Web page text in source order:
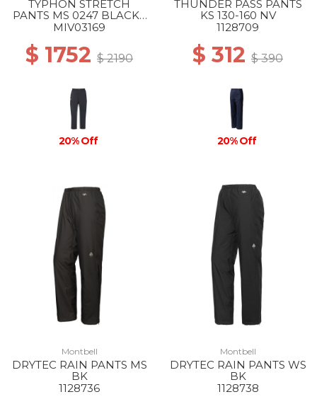
TYPHON STRETCH
PANTS MS 0247 BLACK -
NOIR
MIV03169
$ 1752 $ 2190
20% Off
THUNDER PASS PANTS
KS 130-160 NV
1128709
$ 312 $ 390
20% Off
Montbell
DRYTEC RAIN PANTS MS
BK
1128736
Montbell
DRYTEC RAIN PANTS WS
BK
1128738